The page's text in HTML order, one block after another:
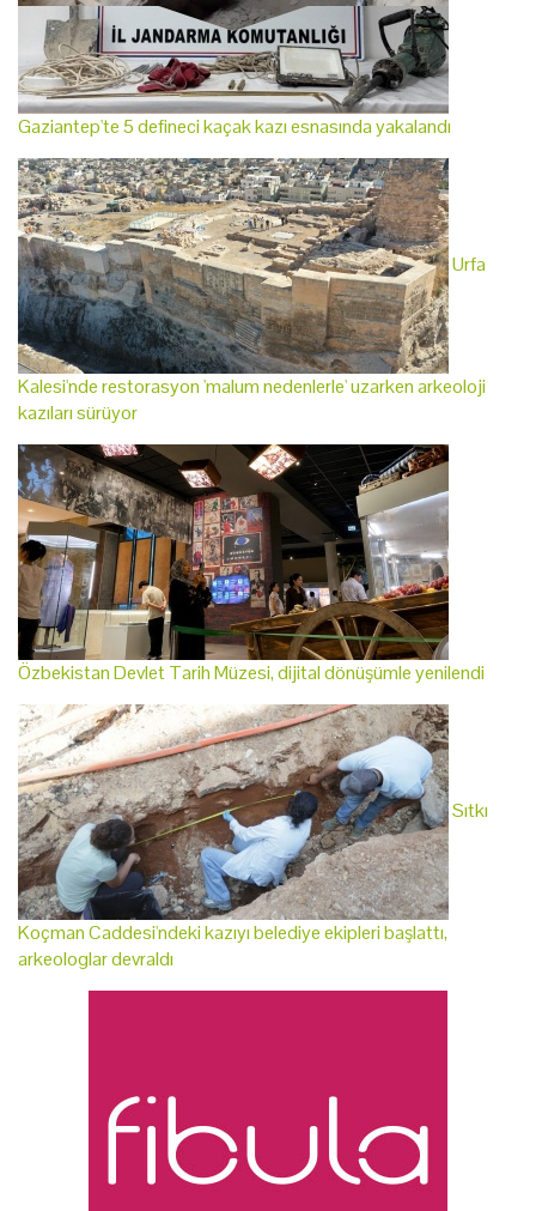
Gaziantep'te 5 defineci kaçak kazı esnasında yakalandı
Urfa
Kalesi'nde restorasyon 'malum nedenlerle' uzarken arkeoloji
kazıları sürüyor
Özbekistan Devlet Tarih Müzesi, dijital dönüşümle yenilendi
Sıtkı
Koçman Caddesi'ndeki kazıyı belediye ekipleri başlattı,
arkeologlar devraldı